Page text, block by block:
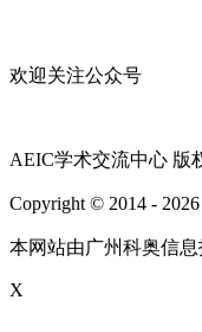
欢迎关注公众号
AEIC学术交流中心 版
Copyright © 2014 - 2026
本网站由广州科奥信
X